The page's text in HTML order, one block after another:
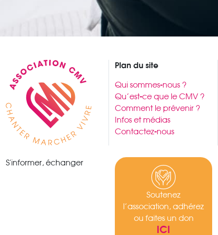
Plan du site
Qui sommes-nous ?
Qu’est-ce que le CMV ?
Comment le prévenir ?
Infos et médias
Contactez-nous
S'informer, échanger
Soutenez
l’association, adhérez
ou faites un don
ICI